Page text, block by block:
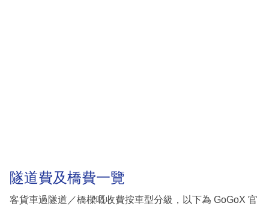
隧道費及橋費一覽
客貨車過隧道／橋樑嘅收費按車型分級，以下為 GoGoX 官